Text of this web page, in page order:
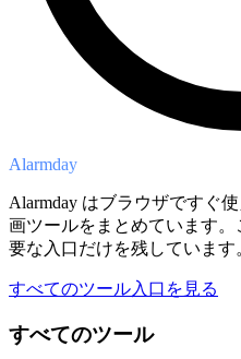
Alarmday
Alarmday はブラウザですぐ
画ツールをまとめています
要な入口だけを残しています
すべてのツール入口を見る
すべてのツール